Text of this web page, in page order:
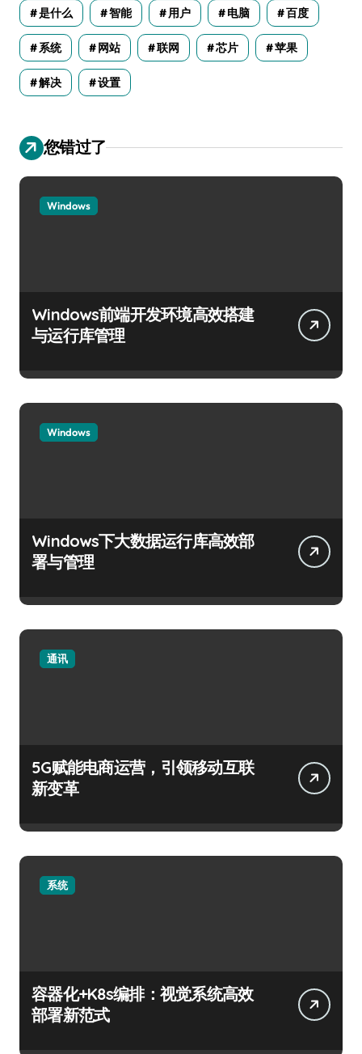
是什么 智能 用户 电脑 百度
系统 网站 联网 芯片 苹果
解决 设置
您错过了
Windows
Windows前端开发环境高效搭建
与运行库管理
Windows
Windows下大数据运行库高效部
署与管理
通讯
5G赋能电商运营，引领移动互联
新变革
系统
容器化+K8s编排：视觉系统高效
部署新范式